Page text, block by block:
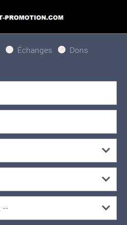
Échanges
Dons